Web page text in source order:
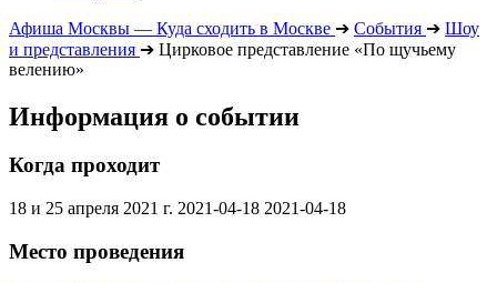
Афиша Москвы — Куда сходить в Москве ➔ События ➔ Шоу
и представления ➔ Цирковое представление «По щучьему
велению»
Информация о событии
Когда проходит
18 и 25 апреля 2021 г. 2021-04-18 2021-04-18
Место проведения